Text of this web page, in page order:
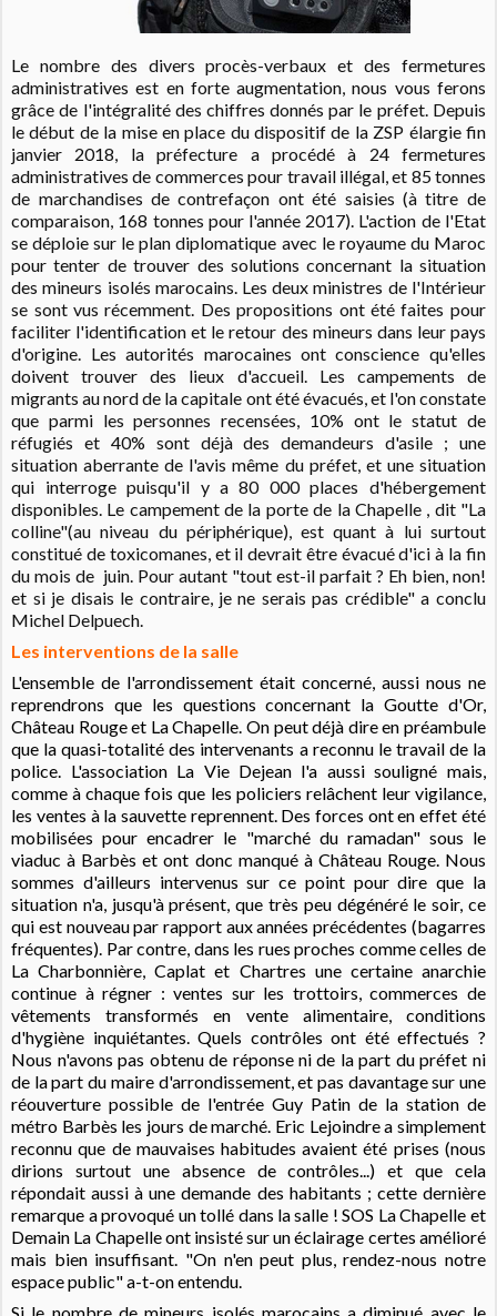
Le nombre des divers procès-verbaux et des fermetures
administratives est en forte augmentation, nous vous ferons
grâce de l'intégralité des chiffres donnés par le préfet. Depuis
le début de la mise en place du dispositif de la ZSP élargie fin
janvier 2018, la préfecture a procédé à 24 fermetures
administratives de commerces pour travail illégal, et 85 tonnes
de marchandises de contrefaçon ont été saisies (à titre de
comparaison, 168 tonnes pour l'année 2017). L'action de l'Etat
se déploie sur le plan diplomatique avec le royaume du Maroc
pour tenter de trouver des solutions concernant la situation
des mineurs isolés marocains. Les deux ministres de l'Intérieur
se sont vus récemment. Des propositions ont été faites pour
faciliter l'identification et le retour des mineurs dans leur pays
d'origine. Les autorités marocaines ont conscience qu'elles
doivent trouver des lieux d'accueil. Les campements de
migrants au nord de la capitale ont été évacués, et l'on constate
que parmi les personnes recensées, 10% ont le statut de
réfugiés et 40% sont déjà des demandeurs d'asile ; une
situation aberrante de l'avis même du préfet, et une situation
qui interroge puisqu'il y a 80 000 places d'hébergement
disponibles. Le campement de la porte de la Chapelle , dit "La
colline"(au niveau du périphérique), est quant à lui surtout
constitué de toxicomanes, et il devrait être évacué d'ici à la fin
du mois de juin. Pour autant "tout est-il parfait ? Eh bien, non!
et si je disais le contraire, je ne serais pas crédible" a conclu
Michel Delpuech.
Les interventions de la salle
L'ensemble de l'arrondissement était concerné, aussi nous ne
reprendrons que les questions concernant la Goutte d'Or,
Château Rouge et La Chapelle. On peut déjà dire en préambule
que la quasi-totalité des intervenants a reconnu le travail de la
police. L'association La Vie Dejean l'a aussi souligné mais,
comme à chaque fois que les policiers relâchent leur vigilance,
les ventes à la sauvette reprennent. Des forces ont en effet été
mobilisées pour encadrer le "marché du ramadan" sous le
viaduc à Barbès et ont donc manqué à Château Rouge. Nous
sommes d'ailleurs intervenus sur ce point pour dire que la
situation n'a, jusqu'à présent, que très peu dégénéré le soir, ce
qui est nouveau par rapport aux années précédentes (bagarres
fréquentes). Par contre, dans les rues proches comme celles de
La Charbonnière, Caplat et Chartres une certaine anarchie
continue à régner : ventes sur les trottoirs, commerces de
vêtements transformés en vente alimentaire, conditions
d'hygiène inquiétantes. Quels contrôles ont été effectués ?
Nous n'avons pas obtenu de réponse ni de la part du préfet ni
de la part du maire d'arrondissement, et pas davantage sur une
réouverture possible de l'entrée Guy Patin de la station de
métro Barbès les jours de marché. Eric Lejoindre a simplement
reconnu que de mauvaises habitudes avaient été prises (nous
dirions surtout une absence de contrôles...) et que cela
répondait aussi à une demande des habitants ; cette dernière
remarque a provoqué un tollé dans la salle ! SOS La Chapelle et
Demain La Chapelle ont insisté sur un éclairage certes amélioré
mais bien insuffisant. "On n'en peut plus, rendez-nous notre
espace public" a-t-on entendu.